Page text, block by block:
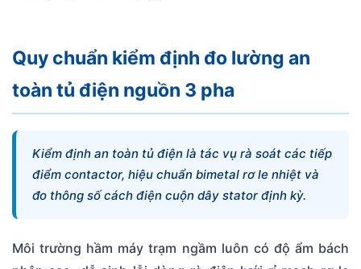
Quy chuẩn kiểm định đo lường an
toàn tủ điện nguồn 3 pha
Kiểm định an toàn tủ điện là tác vụ rà soát các tiếp
điểm contactor, hiệu chuẩn bimetal rơ le nhiệt và
đo thông số cách điện cuộn dây stator định kỳ.
Môi trường hầm máy trạm ngầm luôn có độ ẩm bách